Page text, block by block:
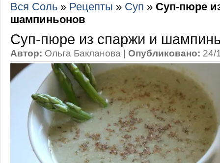
Вся Соль » Рецепты » Суп » Суп-пюре
шампиньонов
Суп-пюре из спаржи и
Автор: Ольга Бакланова | Опубликовано: 24/